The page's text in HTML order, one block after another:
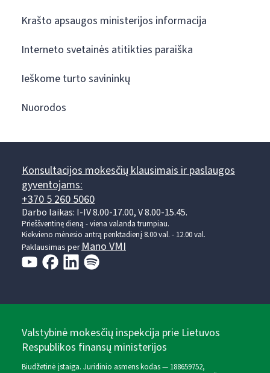
Krašto apsaugos ministerijos informacija
Interneto svetainės atitikties paraiška
Ieškome turto savininkų
Nuorodos
Konsultacijos mokesčių klausimais ir paslaugos
gyventojams:
+370 5 260 5060
Darbo laikas: I-IV 8.00-17.00, V 8.00-15.45.
Prieššventinę dieną - viena valanda trumpiau.
Kiekvieno mėnesio antrą penktadienį 8.00 val. - 12.00 val.
Paklausimas per Mano VMI
Valstybinė mokesčių inspekcija prie Lietuvos
Respublikos finansų ministerijos
Biudžetinė įstaiga. Juridinio asmens kodas — 188659752,